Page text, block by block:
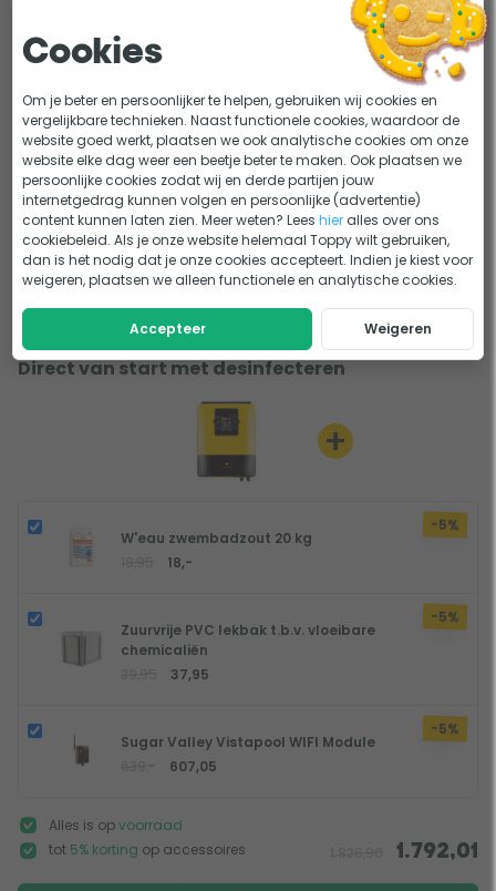
er minimaal 3 gram per liter zout aanwezig zijn in het bad,
wanneer er teveel zout aanwezig is zal de Hidrolife Sal16
zoutelektrolyse het teveel aan zout negeren. Uw zwembad
wordt dus ook gezuiverd wanneer u op vakantie bent
zonder dat u hiervoor extra maatregelen hoeft te nemen.
Handleiding en documenten
Handleiding - Sugar Valley Hidrolife zoutelektrolyse
Sugar Valley Hidrolife Sal16 zoutelektrolyse (tot 65m3)
handleiding
Lastig kiezen?
ADVIES Mogelijkheden om het zwembadwater te desinfecteren
Direct van start met desinfecteren
+
-5%
W'eau zwembadzout 20 kg
18,-
-5%
Zuurvrije PVC lekbak t.b.v. vloeibare
chemicaliën
37,95
-5%
Sugar Valley Vistapool WIFI Module
607,05
Alles is opvoorraad
tot 5% korting op accessoires 1.792,01
Cookies
Om je beter en persoonlijker te helpen, gebruiken wij cookies en
vergelijkbare technieken. Naast functionele cookies, waardoor de
website goed werkt, plaatsen we ook analytische cookies om onze
website elke dag weer een beetje beter te maken. Ook plaatsen we
persoonlijke cookies zodat wij en derde partijen jouw
internetgedrag kunnen volgen en persoonlijke (advertentie)
content kunnen laten zien. Meer weten? Leeshier alles over ons
cookiebeleid. Als je onze website helemaal Toppy wilt gebruiken,
dan is het nodig dat je onze cookies accepteert. Indien je kiest voor
weigeren, plaatsen we alleen functionele en analytische cookies.
Accepteer Weigeren